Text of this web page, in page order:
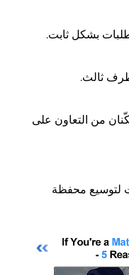
بشكل ثابت.
طرف ثالث.
من التعاون على
لتوسيع محفظة